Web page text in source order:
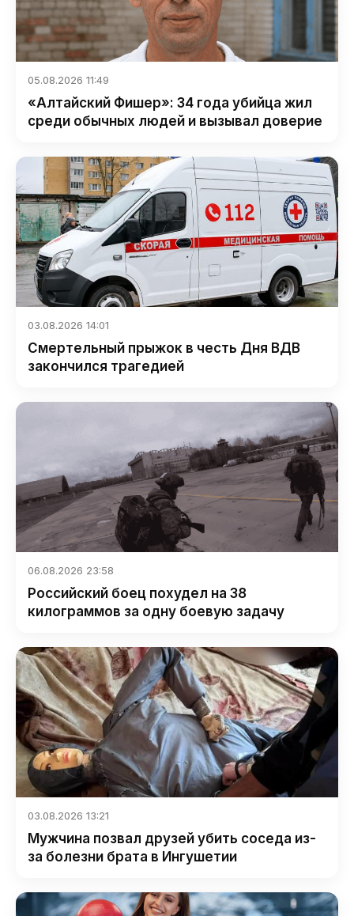
05.08.2026 11:49
«Алтайский Фишер»: 34 года убийца жил
среди обычных людей и вызывал доверие
03.08.2026 14:01
Смертельный прыжок в честь Дня ВДВ
закончился трагедией
06.08.2026 23:58
Российский боец похудел на 38
килограммов за одну боевую задачу
03.08.2026 13:21
Мужчина позвал друзей убить соседа из-
за болезни брата в Ингушетии